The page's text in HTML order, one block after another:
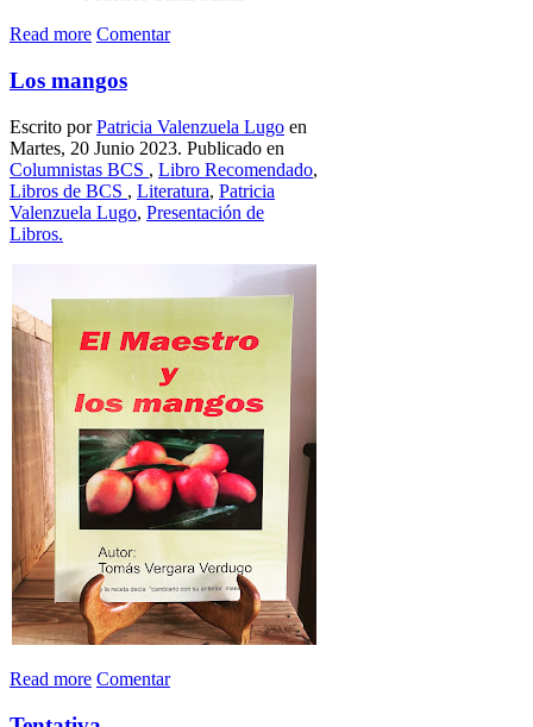
Read more Comentar
Los mangos
Escrito porPatricia Valenzuela Lugo en
Martes, 20 Junio 2023. Publicado en
Columnistas BCS , Libro Recomendado,
Libros de BCS , Literatura, Patricia
Valenzuela Lugo, Presentación de
Libros.
Read more Comentar